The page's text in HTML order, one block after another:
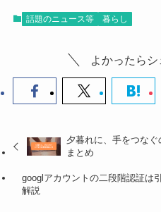
話題のニュース等 暮らし
よかったらシ
夕暮れに、手をつな
まとめ
googlアカウントの二段階認証は
解説